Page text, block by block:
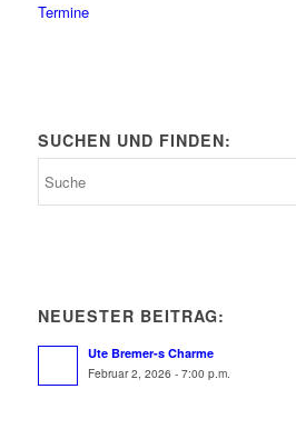
Termine
SUCHEN UND FINDEN:
NEUESTER BEITRAG:
Ute Bremer-s Charme
Februar 2, 2026 - 7:00 p.m.